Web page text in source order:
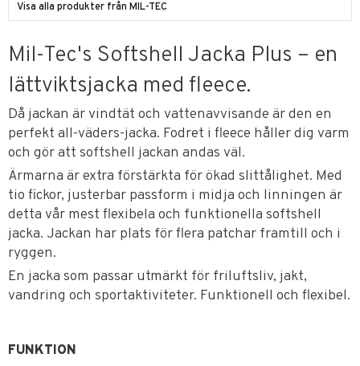
Visa alla produkter från MIL-TEC
Mil-Tec's Softshell Jacka Plus – en
lättviktsjacka med fleece.
Då jackan är vindtät och vattenavvisande är den en
perfekt all-väders-jacka. Fodret i fleece håller dig varm
och gör att softshell jackan andas väl.
Ärmarna är extra förstärkta för ökad slittålighet. Med
tio fickor, justerbar passform i midja och linningen är
detta vår mest flexibela och funktionella softshell
jacka. Jackan har plats för flera patchar framtill och i
ryggen.
En jacka som passar utmärkt för friluftsliv, jakt,
vandring och sportaktiviteter. Funktionell och flexibel.
FUNKTION